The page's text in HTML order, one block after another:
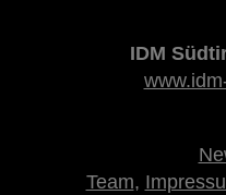
IDM
Team,